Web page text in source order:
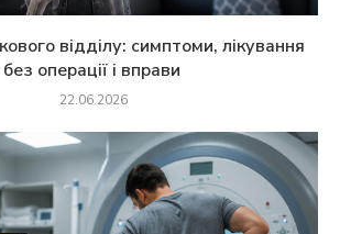
відділу: симптоми, лікування
без операції і вправи
22.06.2026